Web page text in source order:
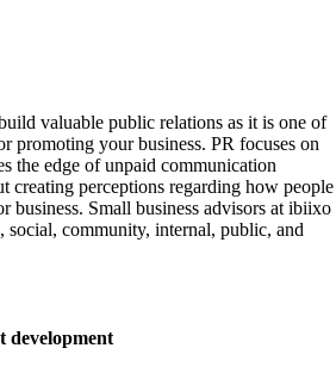
valuable public relations as it is one of
promoting your business. PR focuses on
the edge of unpaid communication
creating perceptions regarding how people
business. Small business advisors at ibiixo
social, community, internal, public, and
development